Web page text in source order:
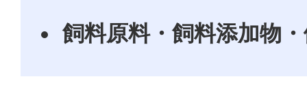
飼料原料・飼料添加物